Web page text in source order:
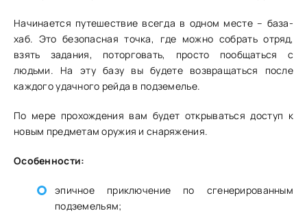
Начинается путешествие всегда в одном месте – база-
хаб. Это безопасная точка, где можно собрать отряд,
взять задания, поторговать, просто пообщаться с
людьми. На эту базу вы будете возвращаться после
каждого удачного рейда в подземелье.
По мере прохождения вам будет открываться доступ к
новым предметам оружия и снаряжения.
Особенности:
эпичное приключение по сгенерированным
подземельям;